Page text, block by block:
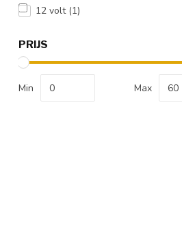
12 volt (1)
PRIJS
Min Max